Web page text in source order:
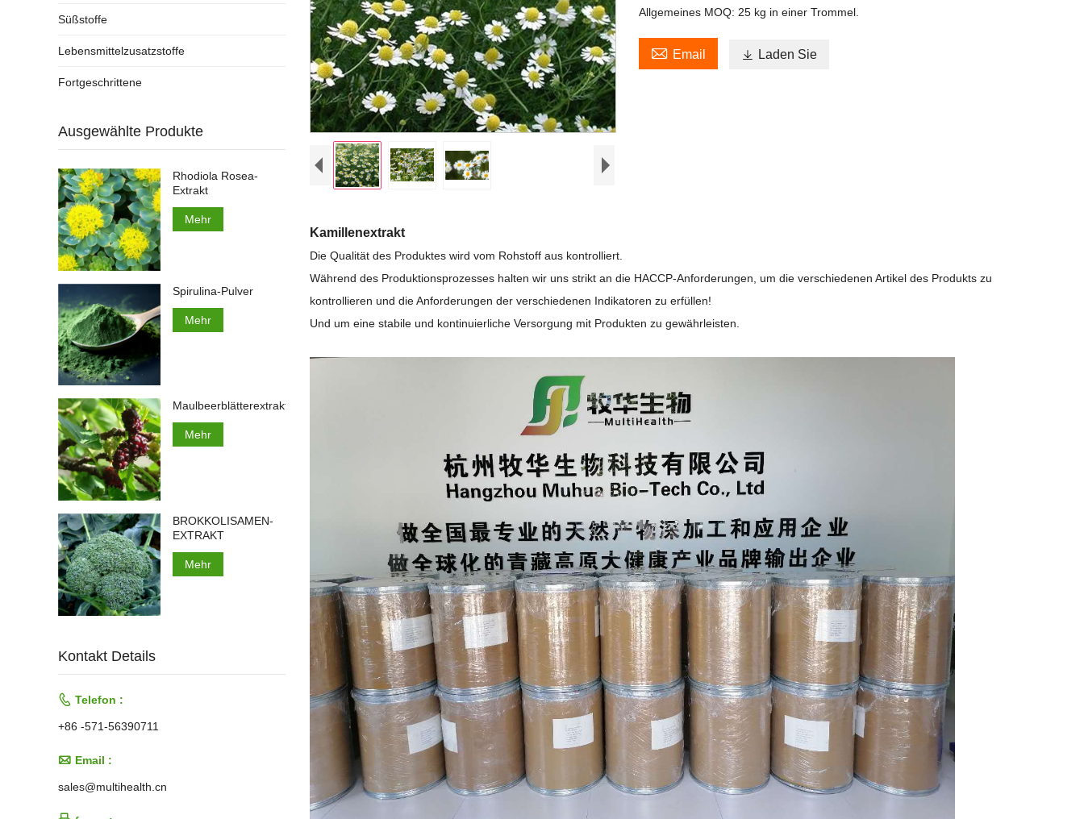
Allgemeines MOQ: 25 kg in einer Trommel.
 Email  Laden Sie
Kamillenextrakt
Die Qualität des Produktes wird vom Rohstoff aus kontrolliert.
Während des Produktionsprozesses halten wir uns strikt an die HACCP-Anforderungen, um die verschiedenen Artikel des Produkts zu
kontrollieren und die Anforderungen der verschiedenen Indikatoren zu erfüllen!
Und um eine stabile und kontinuierliche Versorgung mit Produkten zu gewährleisten.
Süßstoffe
Lebensmittelzusatzstoffe
Fortgeschrittene
Ausgewählte Produkte
Rhodiola Rosea-
Extrakt
Mehr
Spirulina-Pulver
Mehr
Maulbeerblätterextrakt
Mehr
BROKKOLISAMEN-
EXTRAKT
Mehr
Kontakt Details
 Telefon :
+86 -571-56390711
 Email :
sales@multihealth.cn